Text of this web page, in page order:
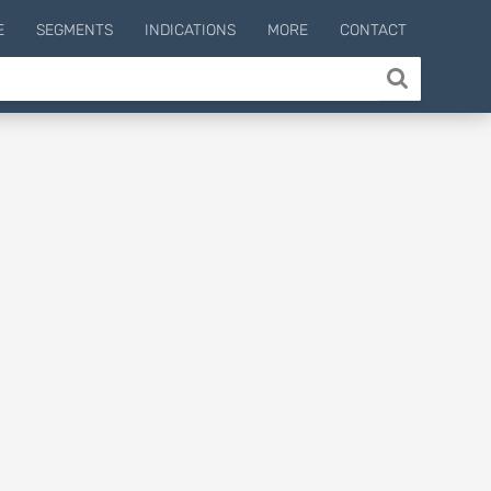
SEGMENTS INDICATIONS MORE CONTACT